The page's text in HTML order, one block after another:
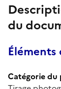
du
Catégorie